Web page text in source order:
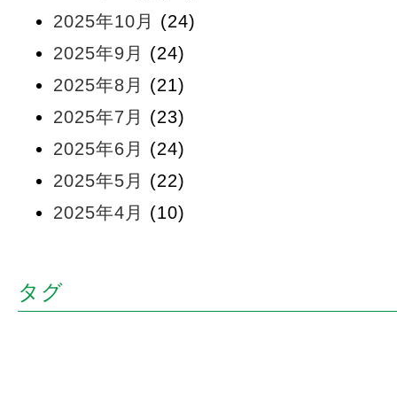
2025年10月
(24)
2025年9月
(24)
2025年8月
(21)
2025年7月
(23)
2025年6月
(24)
2025年5月
(22)
2025年4月
(10)
タグ